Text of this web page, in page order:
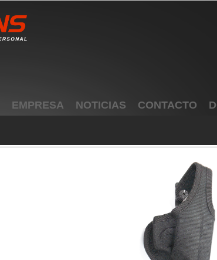
EMPRESA NOTICIAS CONTACTO